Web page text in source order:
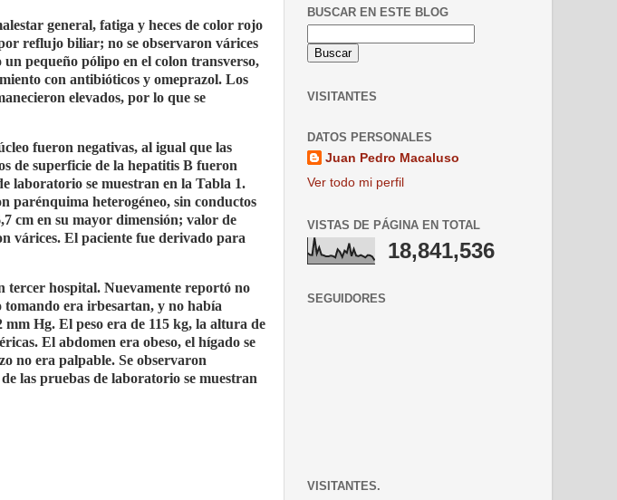
general, fatiga y heces de color rojo
reflujo biliar; no se observaron várices
pequeño pólipo en el colon transverso,
con antibióticos y omeprazol. Los
elevados, por lo que se
fueron negativas, al igual que las
de superficie de la hepatitis B fueron
laboratorio se muestran en la Tabla 1.
parénquima heterogéneo, sin conductos
cm en su mayor dimensión; valor de
várices. El paciente fue derivado para
tercer hospital. Nuevamente reportó no
tomando era irbesartan, y no había
Hg. El peso era de 115 kg, la altura de
El abdomen era obeso, el hígado se
no era palpable. Se observaron
las pruebas de laboratorio se muestran
BUSCAR EN ESTE BLOG
VISITANTES
DATOS PERSONALES
Juan Pedro Macaluso
Ver todo mi perfil
VISTAS DE PÁGINA EN TOTAL
18,841,536
SEGUIDORES
VISITANTES.